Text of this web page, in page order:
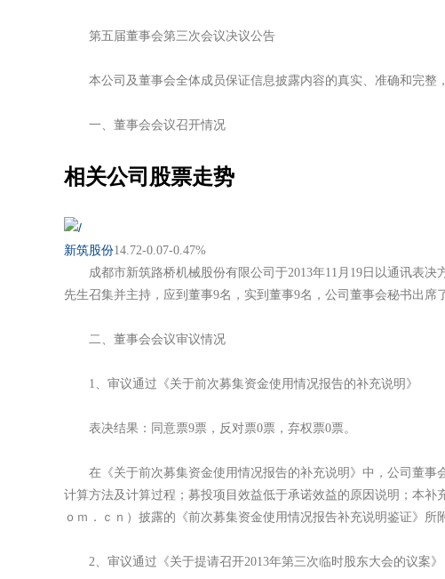
第五届董事会第三次会议决议公告
本公司及董事会全体成员保证信息披露内容的真实、准确和完整
一、董事会会议召开情况
相关公司股票走势
新筑股份14.72-0.07-0.47%
成都市新筑路桥机械股份有限公司于2013年11月19日以通讯表决
先生召集并主持，应到董事9名，实到董事9名，公司董事会秘书出
二、董事会会议审议情况
1、审议通过《关于前次募集资金使用情况报告的补充说明》
表决结果：同意票9票，反对票0票，弃权票0票。
在《关于前次募集资金使用情况报告的补充说明》中，公司董事
计算方法及计算过程；募投项目效益低于承诺效益的原因说明；本补
ｏｍ．ｃｎ）披露的《前次募集资金使用情况报告补充说明鉴证》所
2、审议通过《关于提请召开2013年第三次临时股东大会的议案》